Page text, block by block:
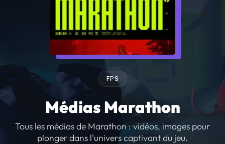
FPS
Médias Marathon
Tous les médias de Marathon : vidéos, images pour
plonger dans l'univers captivant du jeu.